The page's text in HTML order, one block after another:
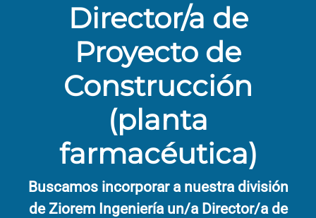
Director/a de
Proyecto de
Construcción
(planta
farmacéutica)
Buscamos incorporar a nuestra división
de Ziorem Ingeniería un/a Director/a de